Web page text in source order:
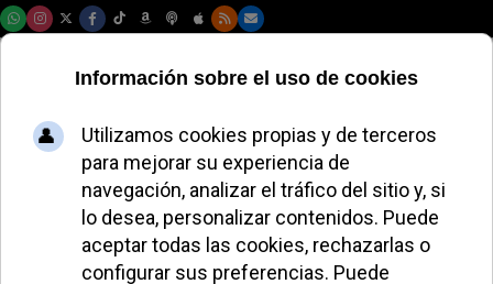
La biografía de León
XIV examina el